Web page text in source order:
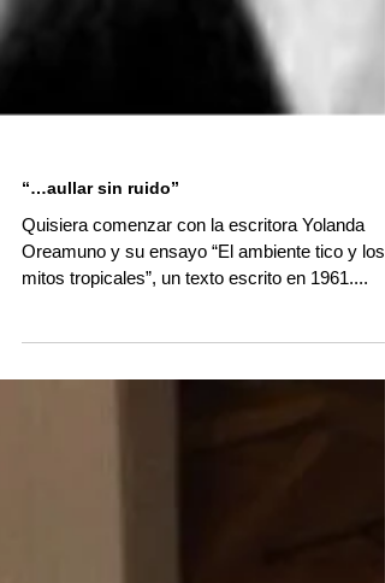
“…aullar sin ruido”
Quisiera comenzar con la escritora Yolanda
mitos tropicales”, un texto escrito en 1961....